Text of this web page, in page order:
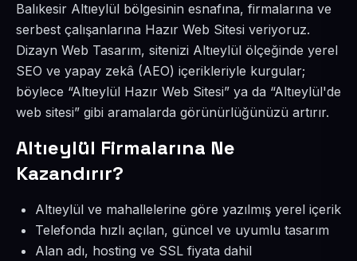
Balıkesir Altıeylül bölgesinin esnafına, firmalarına ve
serbest çalışanlarına Hazır Web Sitesi veriyoruz.
Dizayn Web Tasarım, sitenizi Altıeylül ölçeğinde yerel
SEO ve yapay zekâ (AEO) içerikleriyle kurgular;
böylece “Altıeylül Hazır Web Sitesi” ya da “Altıeylül'de
web sitesi” gibi aramalarda görünürlüğünüzü artırır.
Altıeylül Firmalarına Ne
Kazandırır?
Altıeylül ve mahallelerine göre yazılmış yerel içerik
Telefonda hızlı açılan, güncel ve uyumlu tasarım
Alan adı, hosting ve SSL fiyata dahil